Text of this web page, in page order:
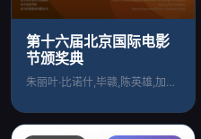
第十六届北京国际电影
节颁奖典
朱丽叶·比诺什,毕赣,陈英雄,加布里埃尔